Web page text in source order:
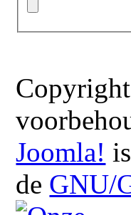
Joomla! is
de GNU/